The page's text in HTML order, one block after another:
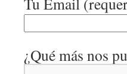
¿Qué más nos